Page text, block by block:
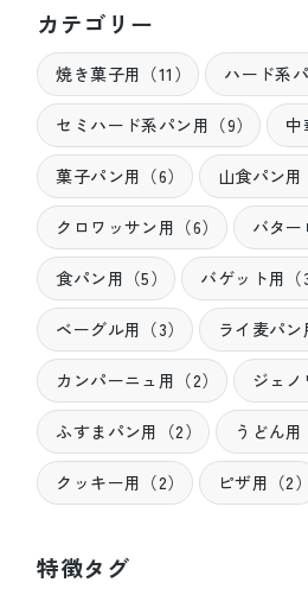
カテゴリー
焼き菓子用（11） ハード系
セミハード系パン用（9） 中
菓子パン用（6） 山食パン用
クロワッサン用（6） バター
食パン用（5） バゲット用（3
ベーグル用（3） ライ麦パン
カンパーニュ用（2） ジェノ
ふすまパン用（2） うどん用
クッキー用（2） ピザ用（2）
特徴タグ